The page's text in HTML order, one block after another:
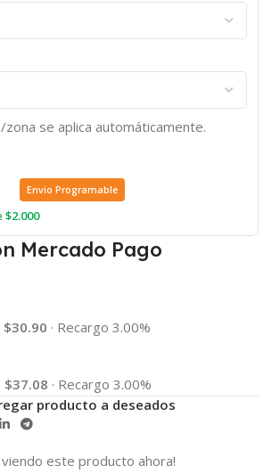
se aplica automáticamente.
Envio Programable
Mercado Pago
$30.90 · Recargo 3.00%
$37.08 · Recargo 3.00%
producto a deseados
este producto ahora!